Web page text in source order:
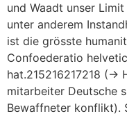
und Waadt unser
unter anderem
ist die grösste
Confoederatio
hat.215216217218 (→
mitarbeiter Deutsche
Bewaffneter konflikt).